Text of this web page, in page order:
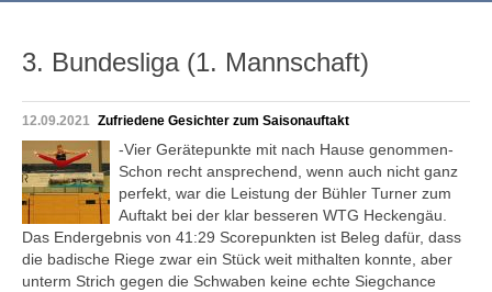
3. Bundesliga (1. Mannschaft)
12.09.2021 Zufriedene Gesichter zum Saisonauftakt
-Vier Gerätepunkte mit nach Hause genommen-
Schon recht ansprechend, wenn auch nicht ganz
perfekt, war die Leistung der Bühler Turner zum
Auftakt bei der klar besseren WTG Heckengäu.
Das Endergebnis von 41:29 Scorepunkten ist Beleg dafür, dass
die badische Riege zwar ein Stück weit mithalten konnte, aber
unterm Strich gegen die Schwaben keine echte Siegchance